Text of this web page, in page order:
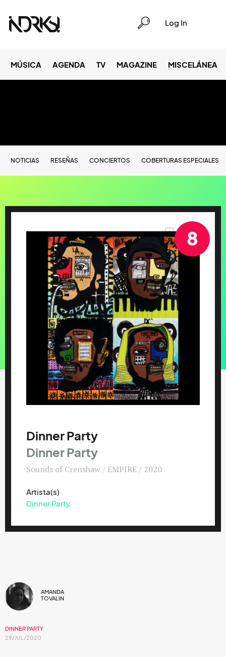
Log In
MÚSICA AGENDA TV MAGAZINE MISCELÁNEA
NOTICIAS RESEÑAS CONCIERTOS COBERTURAS ESPECIALES
8
Dinner Party
Dinner Party
Sounds of Crenshaw / EMPIRE / 2020
Artista(s)
Dinner Party
AMANDA
TOVALIN
DINNER PARTY
29/JUL/2020